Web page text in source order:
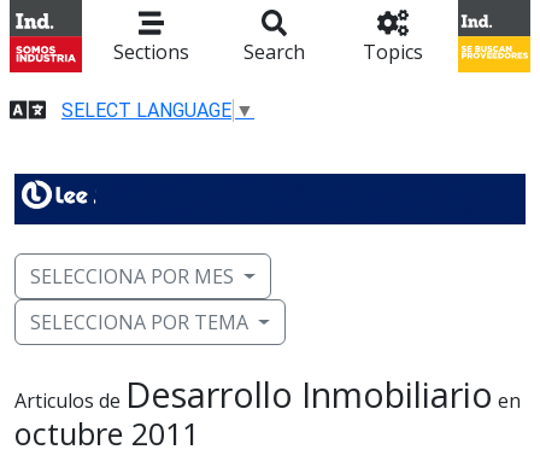
Sections Search Topics
SELECT LANGUAGE ▼
SELECCIONA POR MES
SELECCIONA POR TEMA
Articulos de Desarrollo Inmobiliario en
octubre 2011